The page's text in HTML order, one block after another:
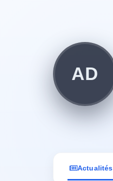
AD
Actualités